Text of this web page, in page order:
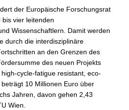
der Europäische Forschungsrat
bis vier leitenden
Wissenschaftlern. Damit werden
durch die interdisziplinäre
an den Grenzen des
des neuen Projekts
cycle-fatigue resistant, eco-
10 Millionen Euro über
Jahren, davon gehen 2,43
Wien.